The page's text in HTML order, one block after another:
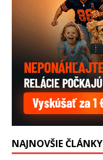
NAJNOVŠIE ČLÁNKY